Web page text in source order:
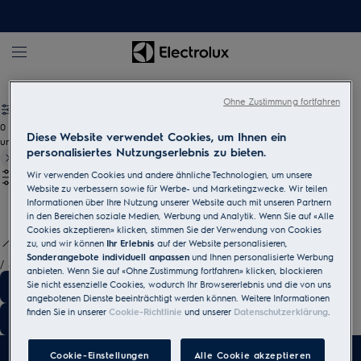
0
undefined
/ 3
Diese Website verwendet Cookies, um Ihnen ein
personalisiertes Nutzungserlebnis zu bieten.
Wir verwenden Cookies und andere ähnliche Technologien, um unsere
Website zu verbessern sowie für Werbe- und Marketingzwecke. Wir teilen
Informationen über Ihre Nutzung unserer Website auch mit unseren Partnern
in den Bereichen soziale Medien, Werbung und Analytik. Wenn Sie auf «Alle
Cookies akzeptieren» klicken, stimmen Sie der Verwendung von Cookies
zu, und wir können Ihr Erlebnisauf der Website personalisieren,
Sonderangebote individuell anpassen und Ihnen personalisierte Werbung
anbieten. Wenn Sie auf «Ohne Zustimmung fortfahren» klicken, blockieren
Sie nicht essenzielle Cookies, wodurch Ihr Browsererlebnis und die von uns
angebotenen Dienste beeinträchtigt werden können. Weitere Informationen
finden Sie in unsererCookie-Richtlinie und unserer Datenschutzerklärung
Cookie-Einstellungen Alle Cookie akzeptieren
Ohne Zustimmung fortfahren